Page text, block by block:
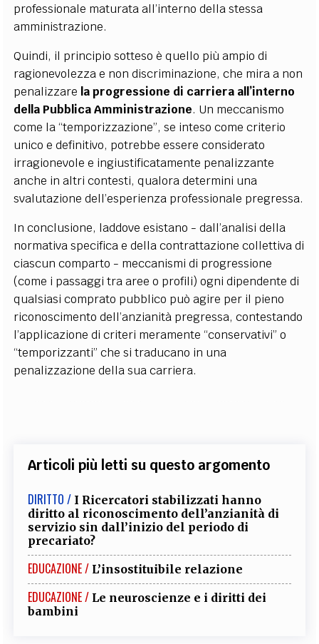
professionale maturata all’interno della stessa
amministrazione.
Quindi, il principio sotteso è quello più ampio di
ragionevolezza e non discriminazione, che mira a non
penalizzare la progressione di carriera all’interno
della Pubblica Amministrazione. Un meccanismo
come la “temporizzazione”, se inteso come criterio
unico e definitivo, potrebbe essere considerato
irragionevole e ingiustificatamente penalizzante
anche in altri contesti, qualora determini una
svalutazione dell’esperienza professionale pregressa.
In conclusione, laddove esistano - dall’analisi della
normativa specifica e della contrattazione collettiva di
ciascun comparto - meccanismi di progressione
(come i passaggi tra aree o profili) ogni dipendente di
qualsiasi comprato pubblico può agire per il pieno
riconoscimento dell’anzianità pregressa, contestando
l’applicazione di criteri meramente “conservativi” o
“temporizzanti” che si traducano in una
penalizzazione della sua carriera.
Articoli più letti su questo argomento
DIRITTO / I Ricercatori stabilizzati hanno
diritto al riconoscimento dell’anzianità di
servizio sin dall’inizio del periodo di
precariato?
EDUCAZIONE / L’insostituibile relazione
EDUCAZIONE / Le neuroscienze e i diritti dei
bambini